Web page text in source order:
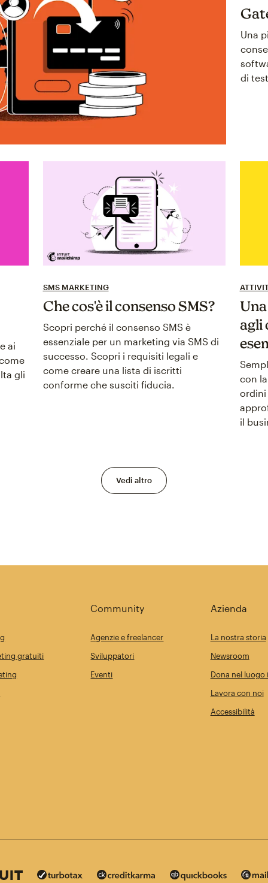
Una
di
ai
gli
SMS MARKETING
Che cos'è il consenso SMS?
Scopri perché il consenso SMS è
essenziale per un marketing via SMS di
successo. Scopri i requisiti legali e
come creare una lista di iscritti
conforme che susciti fiducia.
agli
con
ordini
il
Vedi altro
gratuiti
Community
Agenzie e freelancer
Sviluppatori
Eventi
Azienda
La nostra storia
Newsroom
Dona nel luogo
Lavora con noi
Accessibilità